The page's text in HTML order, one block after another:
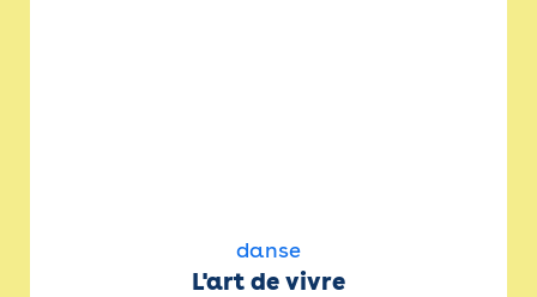
danse
L'art de vivre